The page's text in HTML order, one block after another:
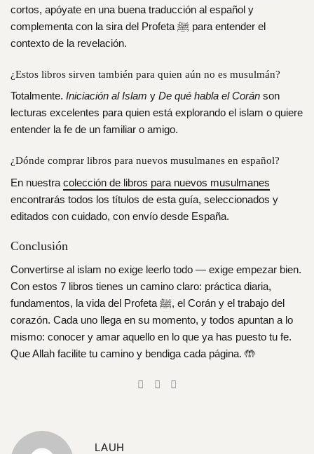
cortos, apóyate en una buena traducción al español y
complementa con la sira del Profeta ﷺ para entender el
contexto de la revelación.
¿Estos libros sirven también para quien aún no es musulmán?
Totalmente. Iniciación al Islam y De qué habla el Corán son
lecturas excelentes para quien está explorando el islam o quiere
entender la fe de un familiar o amigo.
¿Dónde comprar libros para nuevos musulmanes en español?
En nuestra colección de libros para nuevos musulmanes
encontrarás todos los títulos de esta guía, seleccionados y
editados con cuidado, con envío desde España.
Conclusión
Convertirse al islam no exige leerlo todo — exige empezar bien.
Con estos 7 libros tienes un camino claro: práctica diaria,
fundamentos, la vida del Profeta ﷺ, el Corán y el trabajo del
corazón. Cada uno llega en su momento, y todos apuntan a lo
mismo: conocer y amar aquello en lo que ya has puesto tu fe.
Que Allah facilite tu camino y bendiga cada página. 🤲
LAUH